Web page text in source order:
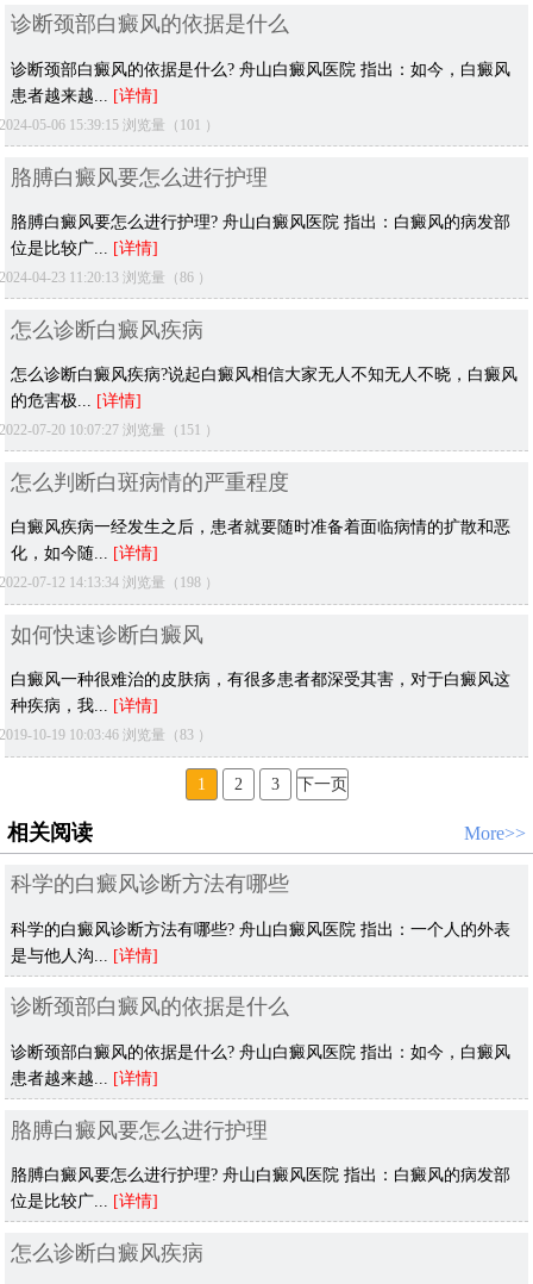
诊断颈部白癜风的依据是什么
诊断颈部白癜风的依据是什么? 舟山白癜风医院 指出：如今，白癜风
患者越来越... [详情]
05-06 15:39:15 浏览量（101 ）
胳膊白癜风要怎么进行护理
胳膊白癜风要怎么进行护理? 舟山白癜风医院 指出：白癜风的病发部
位是比较广...
[详情]
04-23 11:20:13 浏览量（86 ）
怎么诊断白癜风疾病
怎么诊断白癜风疾病?说起白癜风相信大家无人不知无人不晓，白癜风
的危害极... [详情]
07-20 10:07:27 浏览量（151 ）
怎么判断白斑病情的严重程度
白癜风疾病一经发生之后，患者就要随时准备着面临病情的扩散和恶
化，如今随... [详情]
07-12 14:13:34 浏览量（198 ）
如何快速诊断白癜风
白癜风一种很难治的皮肤病，有很多患者都深受其害，对于白癜风这
种疾病，我... [详情]
10-19 10:03:46 浏览量（83 ）
1 2 3 下一页
相关阅读 More>>
科学的白癜风诊断方法有哪些
科学的白癜风诊断方法有哪些? 舟山白癜风医院 指出：一个人的外表
是与他人沟... [详情]
诊断颈部白癜风的依据是什么
诊断颈部白癜风的依据是什么? 舟山白癜风医院 指出：如今，白癜风
患者越来越... [详情]
胳膊白癜风要怎么进行护理
胳膊白癜风要怎么进行护理? 舟山白癜风医院 指出：白癜风的病发部
位是比较广...
[详情]
怎么诊断白癜风疾病